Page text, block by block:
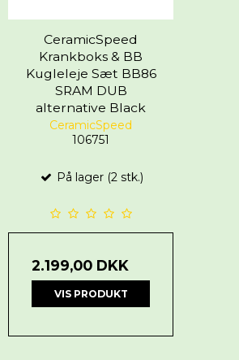
CeramicSpeed
Krankboks & BB
Kugleleje Sæt BB86
SRAM DUB
alternative Black
CeramicSpeed
106751
På lager (2 stk.)
2.199,00 DKK
VIS PRODUKT